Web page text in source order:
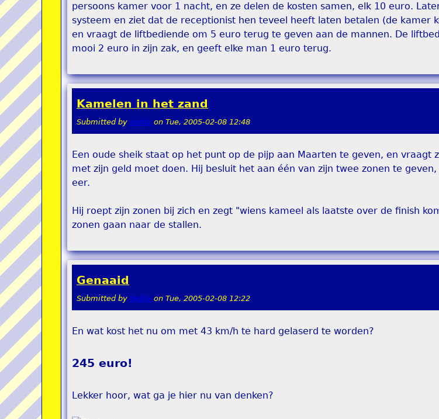
persoons kamer voor 1 nacht, en ze delen de kosten samen, elk 10 euro.
systeem en ziet dat de receptionist hen teveel heeft laten betalen (de kamer
en vraagt de liftbediende om 5 euro terug te geven aan de mannen. De
mooi 2 euro in zijn zak, en geeft elke man 1 euro terug.
Kamelen in het zand
Submitted by teddy on Tue, 2005-02-08 12:48
Een oude sheik staat op het punt op de pijp aan Maarten te geven, en vraagt
met zijn geld moet doen. Hij besluit het aan één van zijn twee zonen te
eer.
Hij roept zijn zonen bij zich en zegt "wiens kameel als laatste over de finish
zonen gaan naar de stallen.
Genaaid
Submitted by teddy on Tue, 2005-02-08 12:22
En wat kost het nu om met 43 km/h te hard gelaserd te worden?
245 euro!
Lekker hoor, wat ga je hier nu van denken?